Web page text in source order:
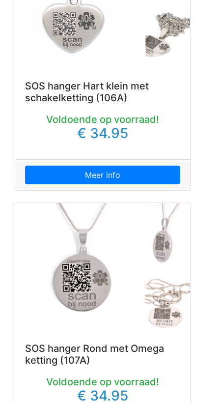
SOS hanger Hart klein met
schakelketting (106A)
Voldoende op voorraad!
€ 34.95
Meer info
SOS hanger Rond met Omega
ketting (107A)
Voldoende op voorraad!
€ 34.95